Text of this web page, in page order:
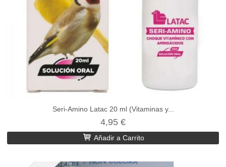
Seri-Amino Latac 20 ml (Vitaminas y...
4,95 €
Añadir a Carrito